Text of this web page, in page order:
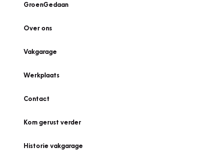
GroenGedaan
Over ons
Vakgarage
Werkplaats
Contact
Kom gerust verder
Historie vakgarage